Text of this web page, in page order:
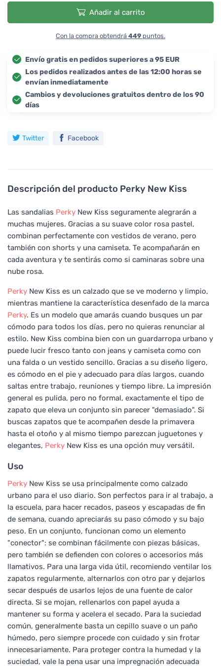
Descripción del producto Perky New Kiss
Las sandalias Perky New Kiss seguramente alegrarán a
muchas mujeres. Gracias a su suave color rosa pastel,
combinan perfectamente con vestidos de verano, pero
también con shorts y una camiseta. Te acompañarán en
cada aventura y te sentirás como si caminaras sobre una
nube rosa.
Perky New Kiss es un calzado que se ve moderno y limpio,
mientras mantiene la característica desenfado de la marca
Perky. Es un modelo que amarás cuando busques un par
cómodo para todos los días, pero no quieras renunciar al
estilo. New Kiss combina bien con un guardarropa urbano y
puede lucir fresco tanto con jeans y camiseta como con
una falda o un vestido sencillo. Gracias a su diseño ligero,
es cómodo en el pie y adecuado para días largos, cuando
saltas entre trabajo, reuniones y tiempo libre. La impresión
general es pulida, pero no formal, exactamente el tipo de
zapato que eleva un conjunto sin parecer "demasiado". Si
buscas zapatos que te acompañen desde la primavera
hasta el otoño y al mismo tiempo parezcan juguetones y
elegantes, Perky New Kiss es una opción muy versátil.
Uso
Perky New Kiss se usa principalmente como calzado
urbano para el uso diario. Son perfectos para ir al trabajo, a
la escuela, para hacer recados, paseos y escapadas de fin
de semana, cuando apreciarás su paso cómodo y su bajo
peso. En un conjunto, funcionan como un elemento
"conector": se combinan fácilmente con piezas básicas,
pero también se defienden con colores o accesorios más
llamativos. Para una larga vida útil, recomiendo ventilar los
zapatos regularmente, alternarlos con otro par y dejarlos
secar después de usarlos lejos de una fuente de calor
directa. Si se mojan, rellenarlos con papel ayuda a
mantener su forma y acelera el secado. Para la suciedad
común, generalmente basta un cepillo suave o un paño
húmedo, pero siempre procede con cuidado y sin frotar
innecesariamente. Para proteger contra la humedad y la
suciedad, vale la pena usar una impregnación adecuada
Añadir al carrito
Con la compra obtendrá 449 puntos.
Envío gratis en pedidos superiores a 95 EUR
Los pedidos realizados antes de las 12:00 horas se
envían inmediatamente
Cambios y devoluciones gratuitos dentro de los 90
días
Twitter Facebook